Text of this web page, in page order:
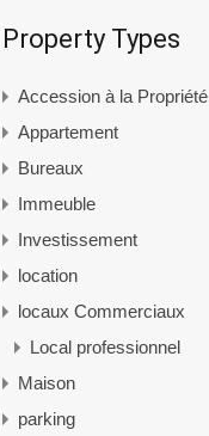
Property Types
Accession à la Propriété
Appartement
Bureaux
Immeuble
Investissement
location
locaux Commerciaux
Local professionnel
Maison
parking